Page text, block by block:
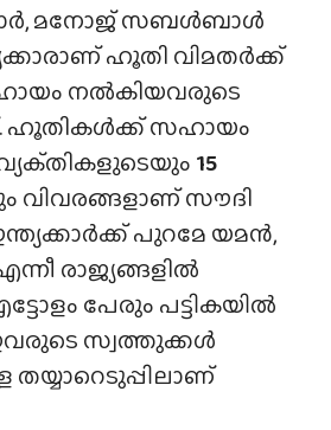
മനോജ് സബൾബാൾ
ഹൂതി വിമതർക്ക്
നൽകിയവരുടെ
ഹൂതികൾക്ക് സഹായം
15
വിവരങ്ങളാണ് സൗദി
പുറമേ യമൻ,
രാജ്യങ്ങളിൽ
പേരും പട്ടികയിൽ
ഇവരുടെ സ്വത്തുക്കൾ
തയ്യാറെടുപ്പിലാണ്